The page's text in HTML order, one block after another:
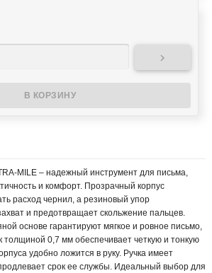

MILE – надежный инструмент для письма,
и комфорт. Прозрачный корпус
расход чернил, а резиновый упор
и предотвращает скольжение пальцев.
основе гарантируют мягкое и ровное письмо,
толщиной 0,7 мм обеспечивает четкую и тонкую
удобно ложится в руку. Ручка имеет
срок ее службы. Идеальный выбор для